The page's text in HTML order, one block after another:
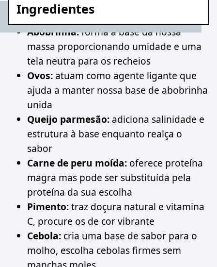
Ingredientes
Abobrinha:forma a base da nossa
massa proporcionando umidade e uma
tela neutra para os recheios
Ovos: atuam como agente ligante que
ajuda a manter nossa base de abobrinha
unida
Queijo parmesão: adiciona salinidade e
estrutura à base enquanto realça o
sabor
Carne de peru moída: oferece proteína
magra mas pode ser substituída pela
proteína da sua escolha
Pimento:traz doçura natural e vitamina
C, procure os de cor vibrante
Cebola: cria uma base de sabor para o
molho, escolha cebolas firmes sem